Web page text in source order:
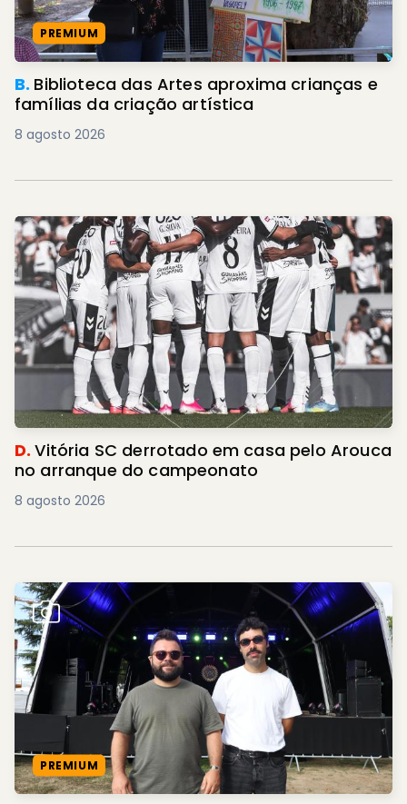
PREMIUM
B. Biblioteca das Artes aproxima crianças e
famílias da criação artística
8 agosto 2026
D.Vitória SC derrotado em casa pelo Arouca
no arranque do campeonato
8 agosto 2026
PREMIUM